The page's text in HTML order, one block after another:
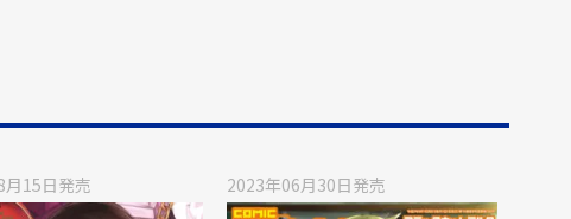
15日発売 2023年06月30日発売